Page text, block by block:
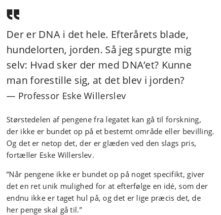
Der er DNA i det hele. Efterårets blade,
hundelorten, jorden. Så jeg spurgte mig
selv: Hvad sker der med DNA’et? Kunne
man forestille sig, at det blev i jorden?
Professor Eske Willerslev
Størstedelen af pengene fra legatet kan gå til forskning,
der ikke er bundet op på et bestemt område eller bevilling.
Og det er netop det, der er glæden ved den slags pris,
fortæller Eske Willerslev.
”Når pengene ikke er bundet op på noget specifikt, giver
det en ret unik mulighed for at efterfølge en idé, som der
endnu ikke er taget hul på, og det er lige præcis det, de
her penge skal gå til.”